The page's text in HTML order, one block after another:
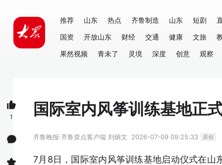
推荐 山东 热点 齐鲁制造 山东 短剧
国资
开放山东 财经 交通 健康 文旅
果然视频
青未了 灵境 深度 创意 观察
国际室内风筝训练基地正
齐鲁晚报·齐鲁壹点客户端 刘炳文 2026-07-09 09:25:33 原创
7月8日，国际室内风筝训练基地启动仪式在山
1